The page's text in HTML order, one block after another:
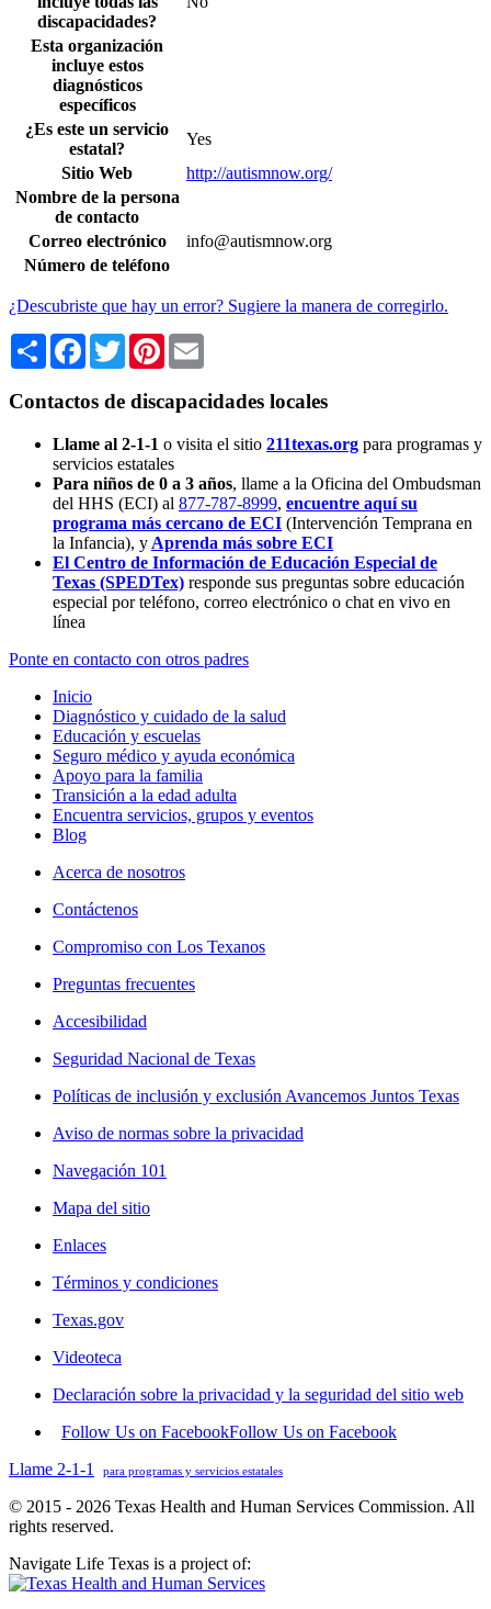
discapacidades?
Esta organización
incluye estos
diagnósticos
específicos
¿Es este un servicio
estatal?
Yes
Sitio Web
http://autismnow.org/
Nombre de la persona
de contacto
Correo electrónico
info@autismnow.org
Número de teléfono
¿Descubriste que hay un error? Sugiere la manera de corregirlo.
Share Facebook
TwitterPinterest
Contactos de discapacidades locales
Llame al 2-1-1 o visita el sitio 211texas.org para programas y
servicios estatales
Para niños de 0 a 3 años, llame a la Oficina del Ombudsman
del HHS (ECI) al 877-787-8999, encuentre aquí su
programa más cercano de ECI (Intervención Temprana en
la Infancia), y Aprenda más sobre ECI
El Centro de Información de Educación Especial de
Texas (SPEDTex) responde sus preguntas sobre educación
especial por teléfono, correo electrónico o chat en vivo en
línea
Ponte en contacto con otros padres
Inicio
Diagnóstico y cuidado de la salud
Educación y escuelas
Seguro médico y ayuda económica
Apoyo para la familia
Transición a la edad adulta
Encuentra servicios, grupos y eventos
Blog
Acerca de nosotros
Contáctenos
Compromiso con Los Texanos
Preguntas frecuentes
Accesibilidad
Seguridad Nacional de Texas
Políticas de inclusión y exclusión Avancemos Juntos Texas
Aviso de normas sobre la privacidad
Navegación 101
Mapa del sitio
Enlaces
Términos y condiciones
Texas.gov
Videoteca
Declaración sobre la privacidad y la seguridad del sitio web
Follow Us on FacebookFollow Us on Facebook
Llame 2-1-1
para programas y servicios estatales
© 2015 - 2026 Texas Health and Human Services Commission. All
rights reserved.
Navigate Life Texas is a project of: